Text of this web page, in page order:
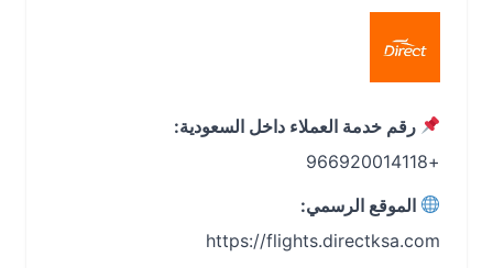
رقم خدمة العملاء داخل السعودية:
الموقع الرسمي:
https://flights.directksa.com